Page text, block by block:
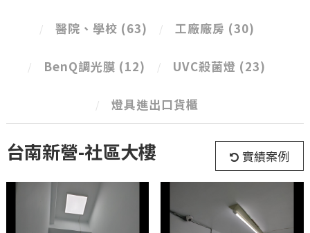
醫院、學校 (63) 工廠廠房 (30)
BenQ調光膜 (12) UVC殺菌燈 (23)
燈具進出口貨櫃
台南新營-社區大樓 實績案例